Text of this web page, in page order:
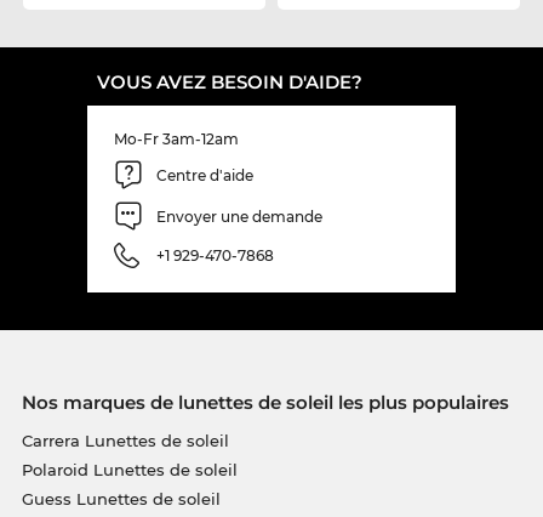
VOUS AVEZ BESOIN D'AIDE?
Mo-Fr 3am-12am
Centre d'aide
Envoyer une demande
+1 929-470-7868
Nos marques de lunettes de soleil les plus populaires
Carrera Lunettes de soleil
Polaroid Lunettes de soleil
Guess Lunettes de soleil